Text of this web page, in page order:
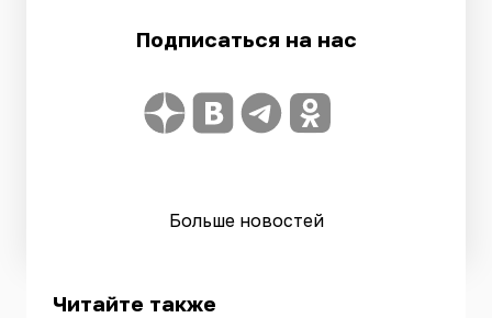
Подписаться на нас
Больше новостей
Читайте также